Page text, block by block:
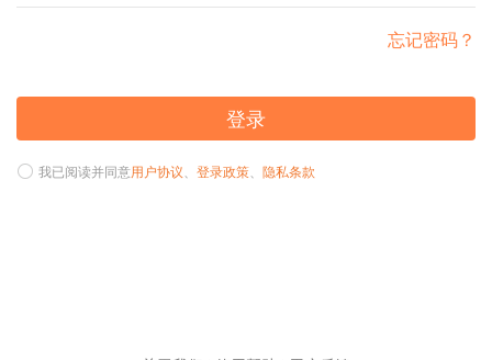
忘记密码？
登录
我已阅读并同意用户协议、 登录政策、 隐私条款